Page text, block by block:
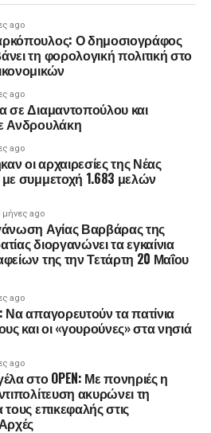
ago
Ο δημοσιογράφος
τη φορολογική πολιτική στο
ago
σε Διαμαντοπούλου και
Ανδρουλάκη
ago
οι αρχαιρεσίες της Νέας
συμμετοχή 1.683 μελών
μήνες ago
Αγίας Βαρβάρας της
διοργανώνει τα εγκαίνια
της την Τετάρτη 20 Μαΐου
ago
Να απαγορευτούν τα πατίνια
και οι «γουρούνες» στα νησιά
ago
στο OPEN: Με πονηριές η
ακυρώνει τη
επικεφαλής στις